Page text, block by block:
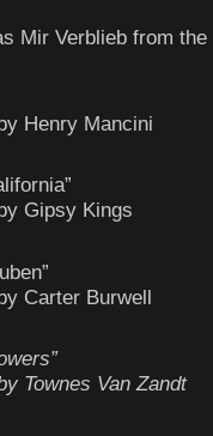
Mir Verblieb from the
Henry Mancini
Gipsy Kings
Carter Burwell
Townes Van Zandt